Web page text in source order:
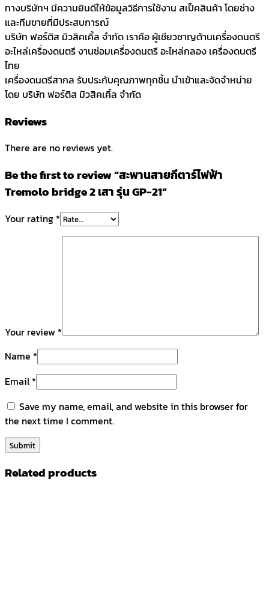
ทางบริษัทฯ มีความยินดีให้ข้อมูลวิธีการใช้งาน สเป็คสินค้า โดยช่าง
และทีมขายที่มีประสบการณ์
บริษัท ฟอร์ติส มิวสิคเคิ้ล จำกัด เราคือ ผู้เชียวชาญด้านเครื่องดนตรี
อะไหล่เครื่องดนตรี งานซ่อมเครื่องดนตรี อะไหล่กลอง เครื่องดนตรี
ไทย
เครื่องดนตรีสากล รับประกับคุณภาพทุกชิ้น นำเข้าและจัดจำหน่าย
โดย บริษัท ฟอร์ติส มิวสิคเคิ้ล จำกัด
Reviews
There are no reviews yet.
Be the first to review “สะพานสายกีตาร์ไฟฟ้า
Tremolo bridge 2 เสา รุ่น GP-21”
Your rating *
Your review *
Name *
Email*
Save my name, email, and website in this browser for
the next time I comment.
Related products